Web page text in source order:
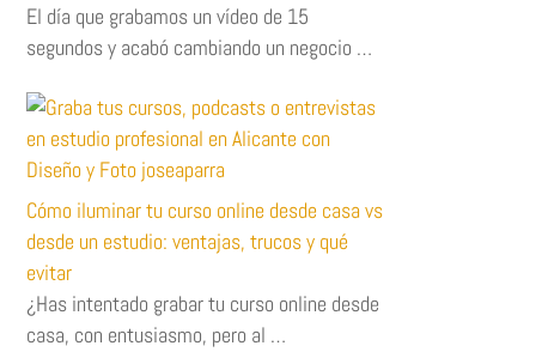
El día que grabamos un vídeo de 15
segundos y acabó cambiando un negocio …
Cómo iluminar tu curso online desde casa vs
desde un estudio: ventajas, trucos y qué
evitar
¿Has intentado grabar tu curso online desde
casa, con entusiasmo, pero al …